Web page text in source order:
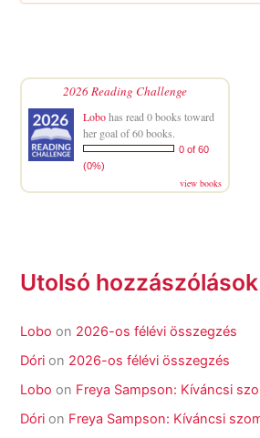
2026 Reading Challenge
Lobohas read 0 books toward
her goal of 60 books.
0 of 60
(0%)
view books
Utolsó hozzászólások
Lobo on 2026-os félévi összegzés
Dóri on 2026-os félévi összegzés
Lobo on Freya Sampson: Kíváncsi
Dóri on Freya Sampson: Kíváncsi